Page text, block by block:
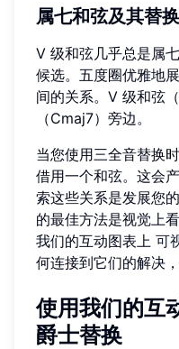
属七和弦及其替换
V 级和弦几乎总是属
候选。五度圈优雅地
间的关系。V 级和弦
（Cmaj7）旁边。
当您使用三全音替换
借用一个和弦。这会
索这些关系是发展您
的最佳方法是视觉上
我们的互动图表上 可
何连接到它们的解决
使用我们的互
爵士替换